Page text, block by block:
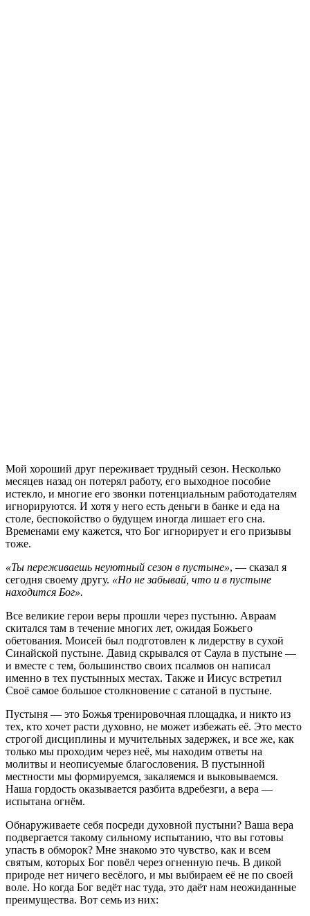
Мой хороший друг переживает трудный сезон. Несколько
месяцев назад он потерял работу, его выходное пособие
истекло, и многие его звонки потенциальным работодателям
игнорируются. И хотя у него есть деньги в банке и еда на
столе, беспокойство о будущем иногда лишает его сна.
Временами ему кажется, что Бог игнорирует и его призывы
тоже.
«Ты переживаешь неуютный сезон в пустыне», — сказал я
сегодня своему другу. «Но не забывай, что и в пустыне
находится Бог».
Все великие герои веры прошли через пустыню. Авраам
скитался там в течение многих лет, ожидая Божьего
обетования. Моисей был подготовлен к лидерству в сухой
Синайской пустыне. Давид скрывался от Саула в пустыне —
и вместе с тем, большинство своих псалмов он написал
именно в тех пустынных местах. Также и Иисус встретил
Своё самое большое столкновение с сатаной в пустыне.
Пустыня — это Божья тренировочная площадка, и никто из
тех, кто хочет расти духовно, не может избежать её. Это место
строгой дисциплины и мучительных задержек, и все же, как
только мы проходим через неё, мы находим ответы на
молитвы и неописуемые благословения. В пустынной
местности мы формируемся, закаляемся и выковываемся.
Наша гордость оказывается разбита вдребезги, а вера —
испытана огнём.
Обнаруживаете себя посреди духовной пустыни? Ваша вера
подвергается такому сильному испытанию, что вы готовы
упасть в обморок? Мне знакомо это чувство, как и всем
святым, которых Бог повёл через огненную печь. В дикой
природе нет ничего весёлого, и мы выбираем её не по своей
воле. Но когда Бог ведёт нас туда, это даёт нам неожиданные
преимущества. Вот семь из них: